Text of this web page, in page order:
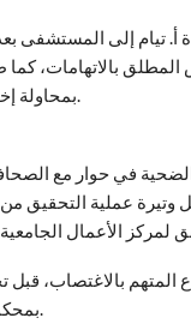
أ. تيام إلى المستشفى
المطلق بالاتهامات،
بمحاولة إخفاء القضية عن طريق الرشوة.
في حوار مع
عملية التحقيق من
بالاغتصاب، قبل
بمحكمة دكار لفتح معلومات قضائية.